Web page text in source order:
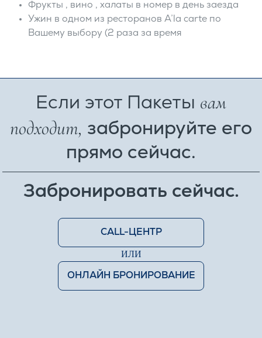
Фрукты , вино , халаты в номер в день заезда
Ужин в одном из ресторанов A’la carte по
Вашему выбору (2 раза за время
Если этот Пакеты вам
подходит, забронируйте его
прямо сейчас.
Забронировать сейчас.
CALL-ЦЕНТР
ИЛИ
ОНЛАЙН БРОНИРОВАНИЕ